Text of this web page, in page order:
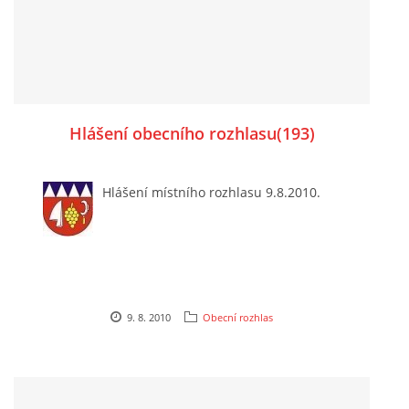
Hlášení obecního rozhlasu(193)
Hlášení místního rozhlasu 9.8.2010.
9. 8. 2010 Obecní rozhlas